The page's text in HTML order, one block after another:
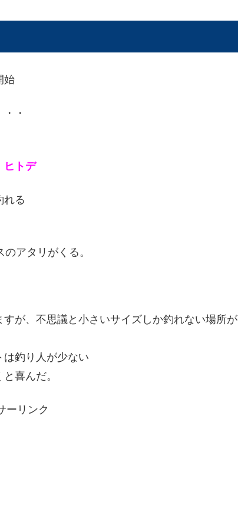
始
・
ヒトデ
れる
アタリがくる。
が、不思議と小さいサイズしか釣れない場所が
は釣り人が少ない
喜んだ。
ーリンク